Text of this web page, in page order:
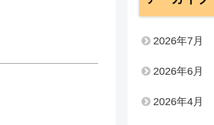
2026年7月
2026年6月
2026年4月